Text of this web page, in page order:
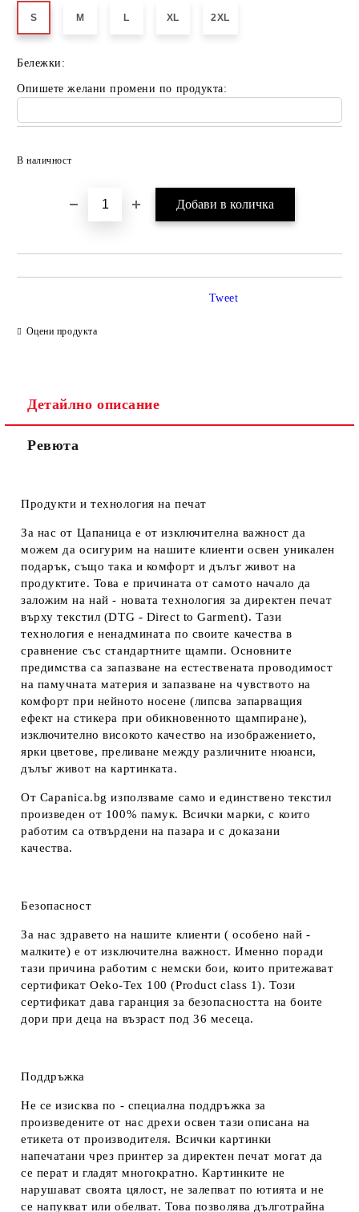
S M L XL 2XL
Бележки:
Опишете желани промени по продукта:
В наличност
Оцени продукта
Tweet
Детайлно описание
Ревюта
Продукти и технология на печат
За нас от Цапаница е от изключителна важност да
можем да осигурим на нашите клиенти освен уникален
подарък, също така и комфорт и дълъг живот на
продуктите. Това е причината от самото начало да
заложим на най - новата технология за директен печат
върху текстил (DTG - Direct to Garment). Тази
технология е ненадмината по своите качества в
сравнение със стандартните щампи. Основните
предимства са запазване на естествената проводимост
на памучната материя и запазване на чувството на
комфорт при нейното носене (липсва запарващия
ефект на стикера при обикновенното щампиране),
изключително високото качество на изображението,
ярки цветове, преливане между различните нюанси,
дълъг живот на картинката.
От Capanica.bg използваме само и единствено текстил
произведен от 100% памук. Всички марки, с които
работим са отвърдени на пазара и с доказани
качества.
Безопасност
За нас здравето на нашите клиенти ( особено най -
малките) е от изключителна важност. Именно поради
тази причина работим с немски бои, които притежават
сертификат Oeko-Tex 100 (Product class 1). Този
сертификат дава гаранция за безопасността на боите
дори при деца на възраст под 36 месеца.
Поддръжка
Не се изисква по - специална поддръжка за
произведените от нас дрехи освен тази описана на
етикета от производителя. Всички картинки
напечатани чрез принтер за директен печат могат да
се перат и гладят многократно. Картинките не
нарушават своята цялост, не залепват по ютията и не
се напукват или обелват. Това позволява дълготрайна